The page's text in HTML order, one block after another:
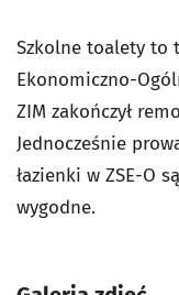
Szkolne toalety to
Ekonomiczno-
ZIM zakończył
Jednocześnie
łazienki w ZSE-O
wygodne.